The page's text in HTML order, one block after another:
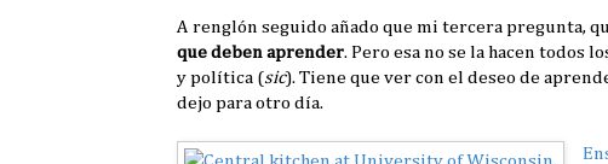
A renglón seguido añado que mi tercera pregunta,
que deben aprender. Pero esa no se la hacen todos
y política (sic). Tiene que ver con el deseo de
dejo para otro día.